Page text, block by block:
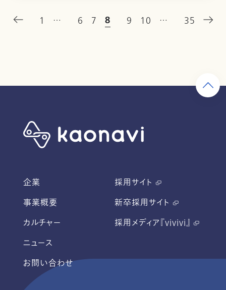
1 … 6 7 8 9 10 … 35
企業
事業概要
カルチャー
ニュース
お問い合わせ
採用サイト
新卒採用サイト
採用メディア『vivivi』